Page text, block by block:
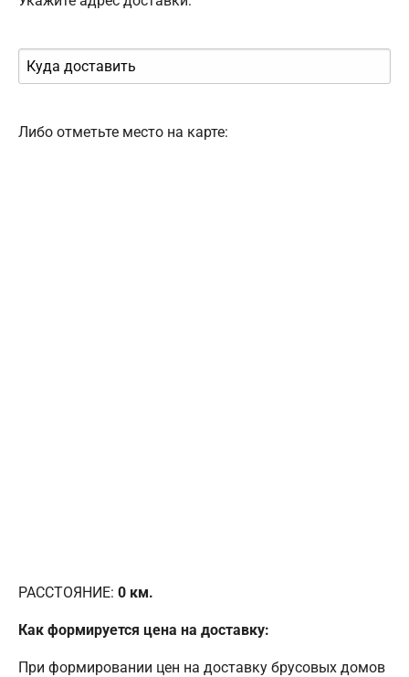
Либо отметьте место на карте:
РАССТОЯНИЕ: 0 км.
Как формируется цена на доставку:
При формировании цен на доставку брусовых домов